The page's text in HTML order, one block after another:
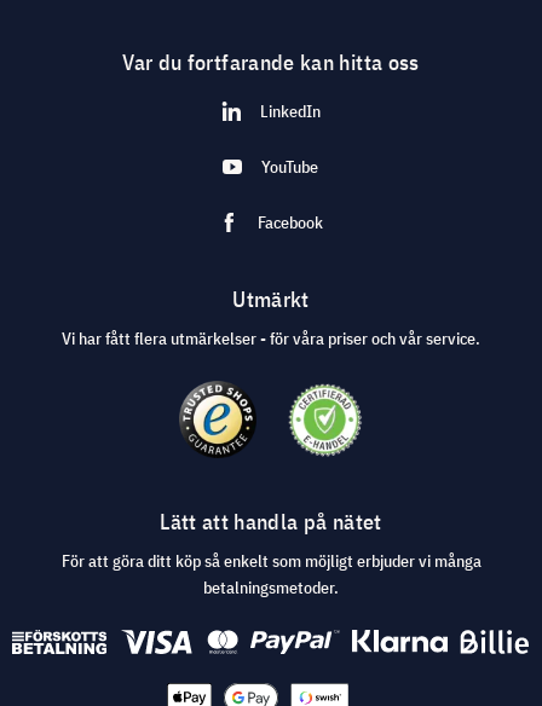
Var du fortfarande kan hitta oss
LinkedIn
YouTube
Facebook
Utmärkt
Vi har fått flera utmärkelser - för våra priser och vår service.
Lätt att handla på nätet
För att göra ditt köp så enkelt som möjligt erbjuder vi många
betalningsmetoder.